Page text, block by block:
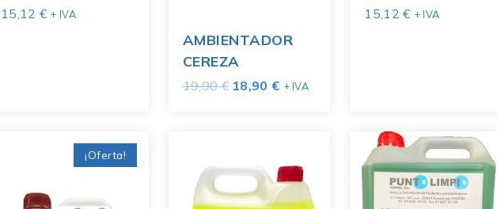
15,12 € + IVA
AMBIENTADOR
CEREZA
19,90€ 18,90 € + IVA
15,12€ + IVA
¡Oferta!